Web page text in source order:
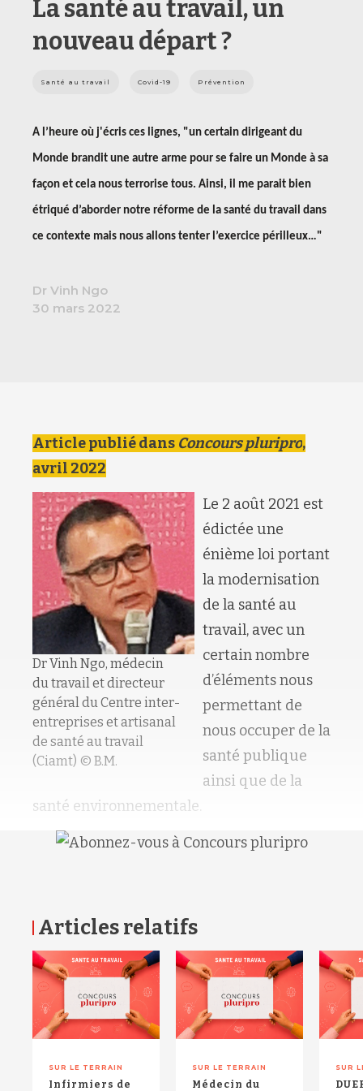
La santé au travail, un
nouveau départ ?
Santé au travail Covid-19 Prévention
A l’heure où j'écris ces lignes, "un certain dirigeant du
Monde brandit une autre arme pour se faire un Monde à sa
façon et cela nous terrorise tous. Ainsi, il me parait bien
étriqué d’aborder notre réforme de la santé du travail dans
ce contexte mais nous allons tenter l’exercice périlleux…"
Dr Vinh Ngo
30 mars 2022
Article publié dans Concours pluripro,
avril 2022
Dr Vinh Ngo, médecin
du travail et directeur
général du Centre inter-
entreprises et artisanal
de santé au travail
(Ciamt) © B.M.
Le 2 août 2021 est
édictée une
énième loi portant
la modernisation
de la santé au
travail, avec un
certain nombre
d’éléments nous
permettant de
nous occuper de la
santé publique
ainsi que de la
santé environnementale.
Articles relatifs
SUR LE TERRAIN
Infirmiers de
SUR LE TERRAIN
Médecin du
SUR
RETOUR HAUT DE PAGE